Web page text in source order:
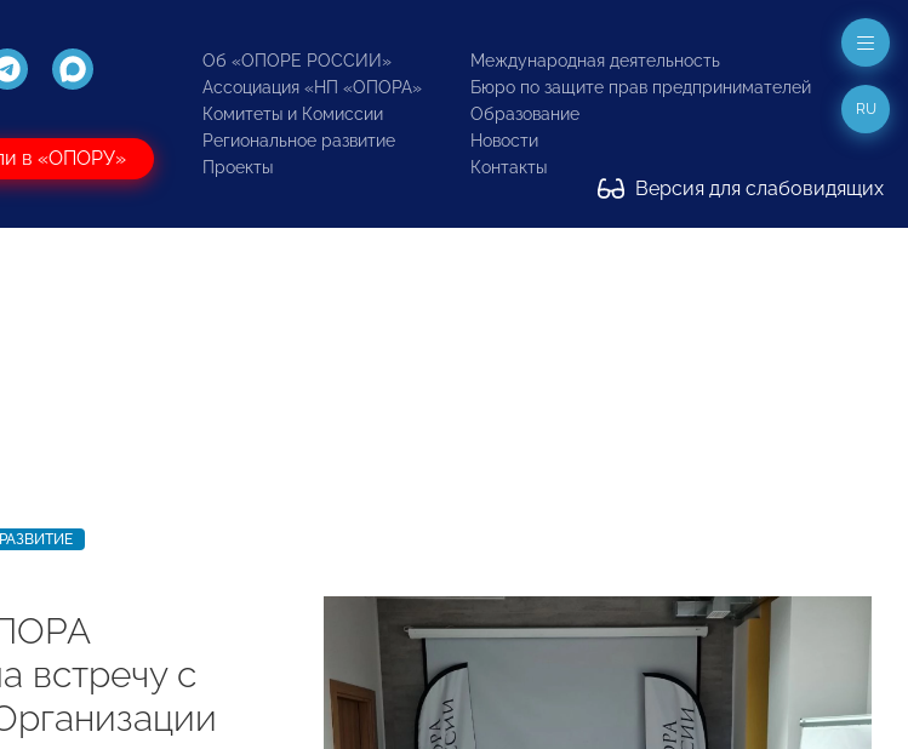
в «ОПОРУ»
Об «ОПОРЕ РОССИИ»
Ассоциация «НП «ОПОРА»
Комитеты и Комиссии
Региональное развитие
Проекты
Международная деятельность
Бюро по защите прав предпринимателей
Образование
Новости
Контакты
Версия для слабовидящих
RU
встречу с